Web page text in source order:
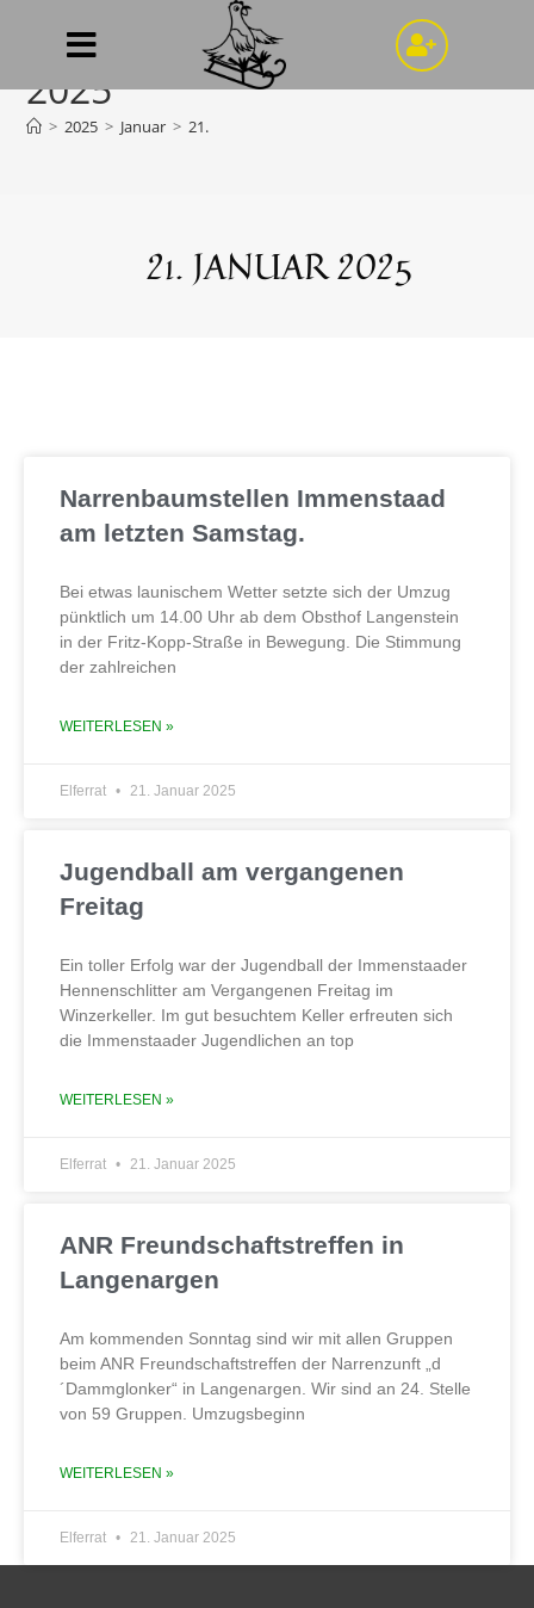
Tagesarchiv: 21. Januar
2025
> 2025 > Januar > 21.
21. JANUAR 2025
Narrenbaumstellen Immenstaad
am letzten Samstag.
Bei etwas launischem Wetter setzte sich der Umzug
pünktlich um 14.00 Uhr ab dem Obsthof Langenstein
in der Fritz-Kopp-Straße in Bewegung. Die Stimmung
der zahlreichen
WEITERLESEN »
Elferrat 21. Januar 2025
Jugendball am vergangenen
Freitag
Ein toller Erfolg war der Jugendball der Immenstaader
Hennenschlitter am Vergangenen Freitag im
Winzerkeller. Im gut besuchtem Keller erfreuten sich
die Immenstaader Jugendlichen an top
WEITERLESEN »
Elferrat 21. Januar 2025
ANR Freundschaftstreffen in
Langenargen
Am kommenden Sonntag sind wir mit allen Gruppen
beim ANR Freundschaftstreffen der Narrenzunft „d
´Dammglonker“ in Langenargen. Wir sind an 24. Stelle
von 59 Gruppen. Umzugsbeginn
WEITERLESEN »
Elferrat 21. Januar 2025